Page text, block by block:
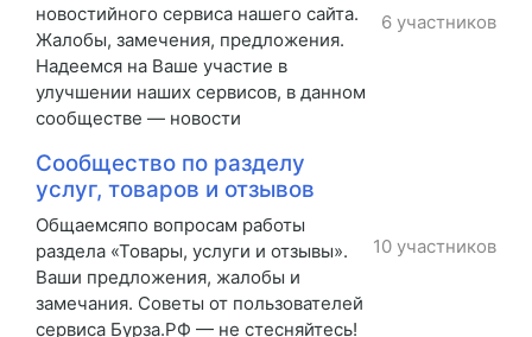
новостийного сервиса нашего сайта.
Жалобы, замечения, предложения.
Надеемся на Ваше участие в
улучшении наших сервисов, в данном
сообществе — новости
6 участников
Сообщество по разделу
услуг, товаров и отзывов
Общаемсяпо вопросам работы
раздела «Товары, услуги и отзывы».
Ваши предложения, жалобы и
замечания. Советы от пользователей
сервиса Бурза.РФ — не стесняйтесь!
10 участников